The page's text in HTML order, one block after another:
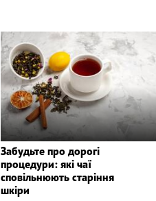
Забудьте про дорогі
процедури: які чаї
сповільнюють старіння
шкіри